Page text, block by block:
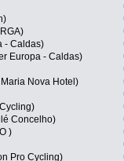
- Caldas)
Europa - Caldas)
Nova Hotel)
Concelho)
)
Pro Cycling)